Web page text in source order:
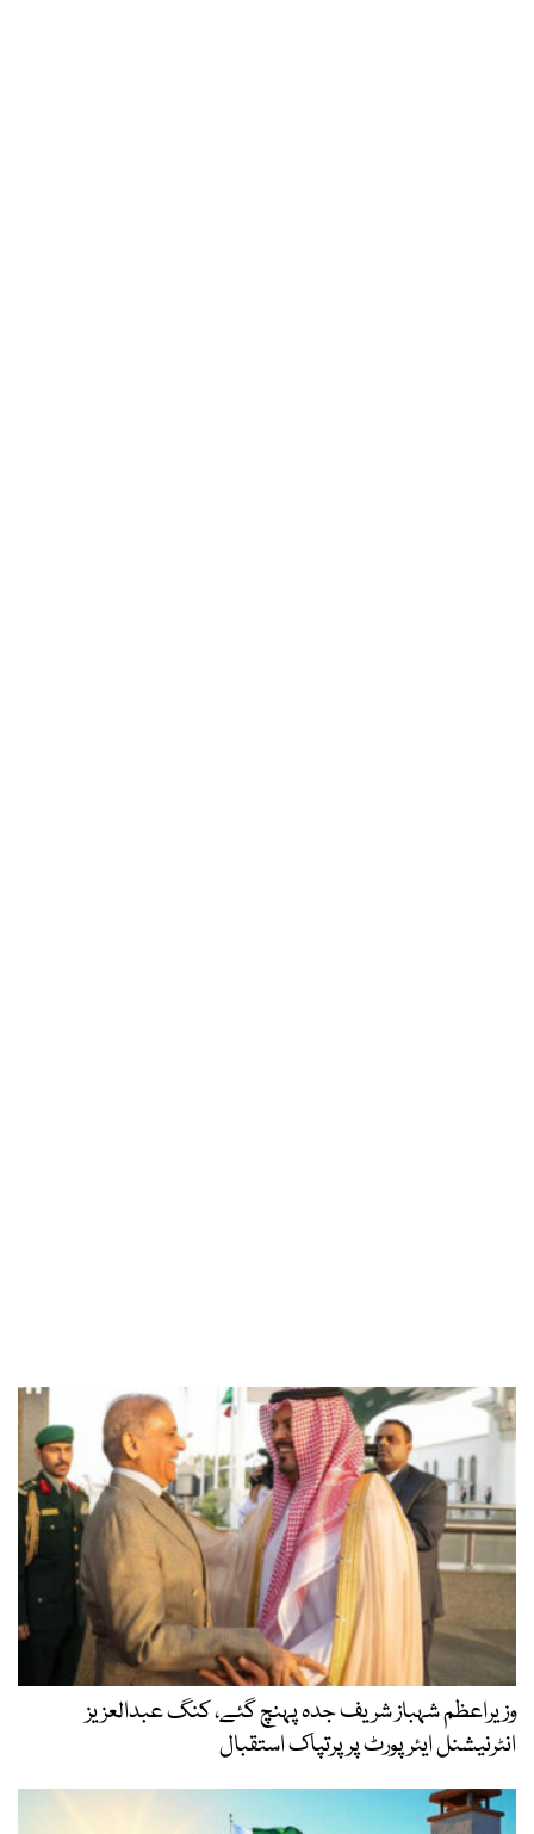
وزیراعظم شہباز شریف جدہ پہنچ گئے، کنگ عبدالعزیز
انٹرنیشنل ایئر پورٹ پر پرتپاک استقبال